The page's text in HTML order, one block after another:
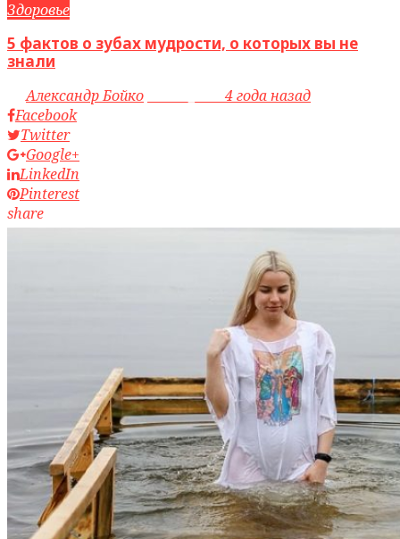
Здоровье
5 фактов о зубах мудрости, о которых вы не
знали
byАлександр Бойко
4 года назад
Facebook
Twitter
Google+
LinkedIn
Pinterest
share